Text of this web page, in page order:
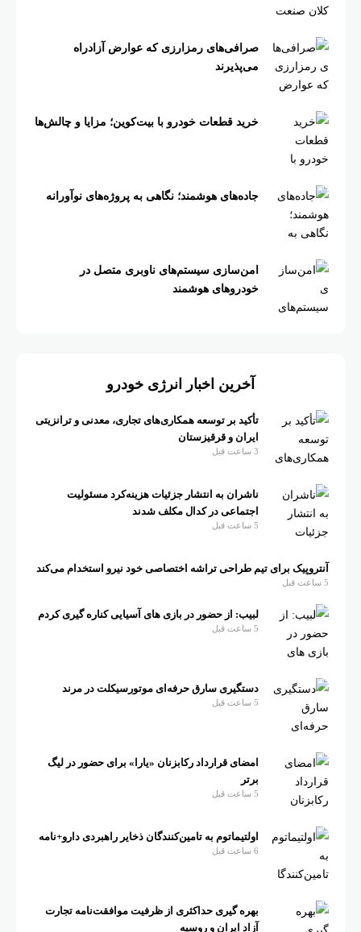
صرافی‌های رمزارزی که عوارض آزادراه
می‌پذیرند
خرید قطعات خودرو با بیت‌کوین؛ مزایا و چالش‌ها
جاده‌های هوشمند؛ نگاهی به پروژه‌های نوآورانه
امن‌سازی سیستم‌های ناوبری متصل در
خودروهای هوشمند
آخرین اخبار انرژی خودرو
تأکید بر توسعه همکاری‌های تجاری، معدنی و ترانزیتی
ایران و قرقیزستان
ناشران به انتشار جزئیات هزینه‌کرد مسئولیت
اجتماعی در کدال مکلف شدند
آنتروپیک برای تیم طراحی تراشه اختصاصی خود نیرو استخدام می‌کند
لبیب: از حضور در بازی های آسیایی کناره گیری کردم
دستگیری سارق حرفه‌ای موتورسیکلت در مرند
امضای قرارداد رکابزنان «یارا» برای حضور در لیگ
اولتیماتوم به تامین‌کنندگان ذخایر راهبردی دارو+نامه
بهره گیری حداکثری از ظرفیت موافقت‌نامه تجارت
آزاد ایران و روسیه